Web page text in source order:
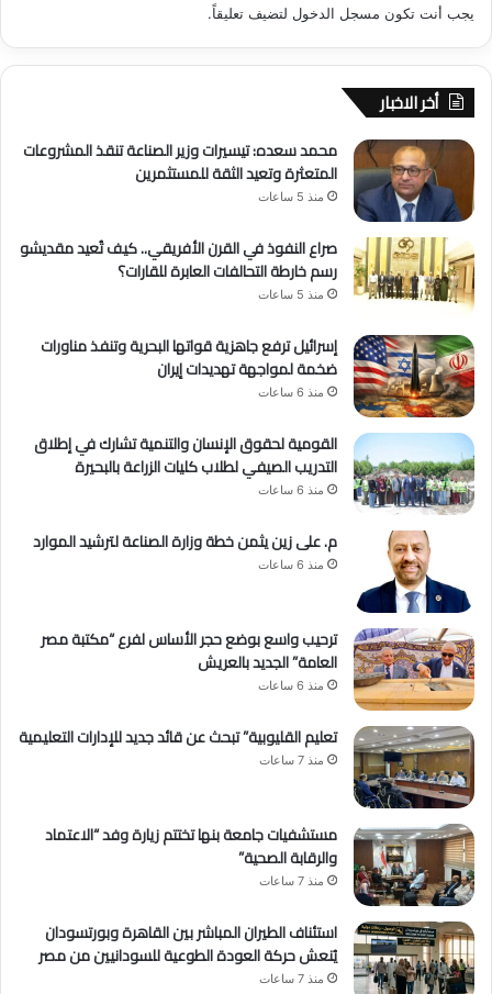
يجب أنت تكون مسجل الدخول لتضيف تعليقاً.
أخر الاخبار
محمد سعده: تيسيرات وزير الصناعة تنقذ المشروعات
المتعثرة وتعيد الثقة للمستثمرين
منذ 5 ساعات
صراع النفوذ في القرن الأفريقي.. كيف تُعيد مقديشو
رسم خارطة التحالفات العابرة للقارات؟
منذ 5 ساعات
إسرائيل ترفع جاهزية قواتها البحرية وتنفذ مناورات
ضخمة لمواجهة تهديدات إيران
منذ 6 ساعات
القومية لحقوق الإنسان والتنمية تشارك في إطلاق
التدريب الصيفي لطلاب كليات الزراعة بالبحيرة
منذ 6 ساعات
م. على زين يثمن خطة وزارة الصناعة لترشيد الموارد
منذ 6 ساعات
ترحيب واسع بوضع حجر الأساس لفرع “مكتبة مصر
العامة” الجديد بالعريش
منذ 6 ساعات
تعليم القليوبية” تبحث عن قائد جديد للإدارات التعليمية
منذ 7 ساعات
مستشفيات جامعة بنها تختتم زيارة وفد “الاعتماد
والرقابة الصحية”
منذ 7 ساعات
استئناف الطيران المباشر بين القاهرة وبورتسودان
يُنعش حركة العودة الطوعية للسودانيين من مصر
منذ 7 ساعات